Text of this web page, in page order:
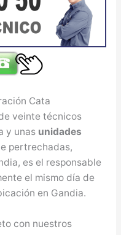
Cata
veinte técnicos
y unas unidades
pertrechadas,
es el responsable
el mismo día de
en Gandia.
con nuestros